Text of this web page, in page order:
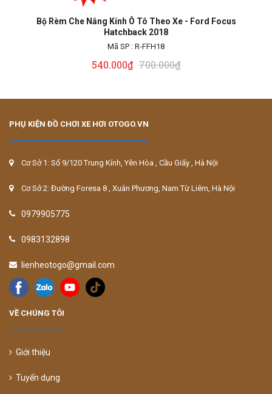
Bộ Rèm Che Nắng Kính Ô Tô Theo Xe - Ford Focus Sedan
2018
Mã SP :R-FF18
540.000₫ 700.000₫
PHỤ KIỆN ĐỒ CHƠI XE HƠI OTOGO.VN
Cơ Sở 1: Số 9/120 Trung Kính, Yên Hòa , Cầu Giấy , Hà Nội
Cơ Sở 2: Đường Foresa 8 , Xuân Phương, Nam Từ Liêm, Hà Nội
0979905775
0983132898
lienheotogo@gmail.com
VỀ CHÚNG TÔI
Giới thiệu
Tuyển dụng